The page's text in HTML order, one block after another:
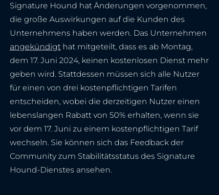
Signature Hound hat Änderungen vorgenommen,
die große Auswirkungen auf die Kunden des
Unternehmens haben werden. Das Unternehmen
angekündigt hat mitgeteilt, dass es ab Montag,
dem 17. Juni 2024, keinen kostenlosen Dienst mehr
geben wird. Stattdessen müssen sich alle Nutzer
für einen von drei kostenpflichtigen Tarifen
entscheiden, wobei die derzeitigen Nutzer einen
lebenslangen Rabatt von 50% erhalten, wenn sie
vor dem 17. Juni zu einem kostenpflichtigen Tarif
wechseln. Sie können sich das Feedback der
Community zum Stabilitätsstatus des Signature
Hound-Dienstes ansehen.